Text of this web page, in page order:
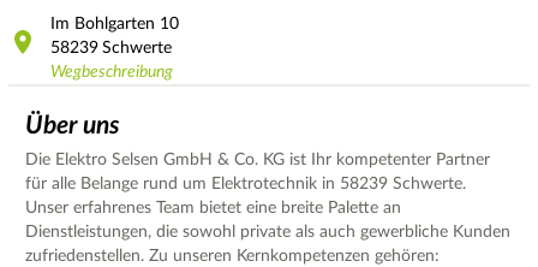
Im Bohlgarten 10
58239 Schwerte
Wegbeschreibung
Über uns
Die Elektro Selsen GmbH & Co. KG ist Ihr kompetenter Partner
für alle Belange rund um Elektrotechnik in 58239 Schwerte.
Unser erfahrenes Team bietet eine breite Palette an
Dienstleistungen, die sowohl private als auch gewerbliche Kunden
zufriedenstellen. Zu unseren Kernkompetenzen gehören: